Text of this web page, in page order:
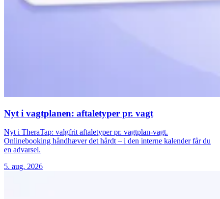
Nyt i vagtplanen: aftaletyper pr. vagt
Nyt i TheraTap: valgfrit aftaletyper pr. vagtplan-vagt.
Onlinebooking håndhæver det hårdt – i den interne kalender får du
en advarsel.
5. aug. 2026